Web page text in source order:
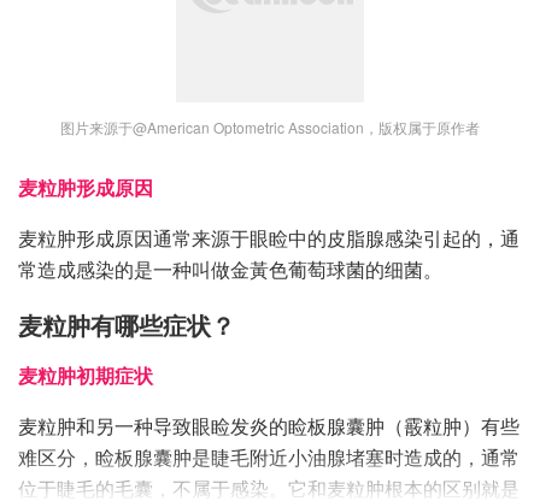
图片来源于@American Optometric Association，版权属于原作者
麦粒肿形成原因
麦粒肿形成原因通常来源于眼睑中的皮脂腺感染引起的，通
常造成感染的是一种叫做金黃色葡萄球菌的细菌。
麦粒肿有哪些症状？
麦粒肿初期症状
麦粒肿和另一种导致眼睑发炎的睑板腺囊肿（霰粒肿）有些
难区分，睑板腺囊肿是睫毛附近小油腺堵塞时造成的，通常
位于睫毛的毛囊，不属于感染。它和麦粒肿根本的区别就是